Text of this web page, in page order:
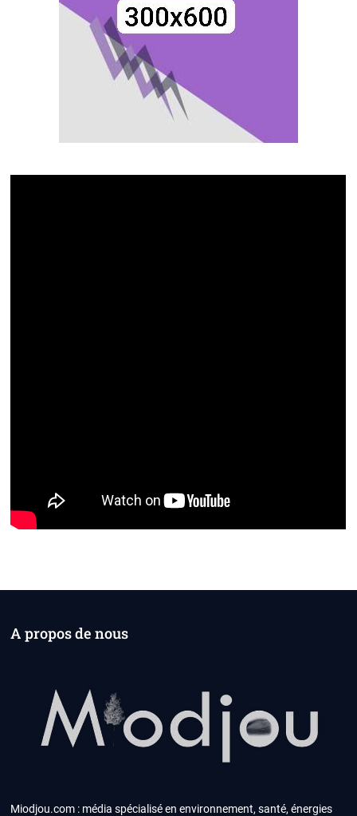
A propos de nous
Miodjou.com : média spécialisé en environnement, santé, énergies